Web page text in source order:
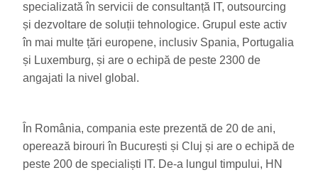
specializată în servicii de consultanță IT, outsourcing
și dezvoltare de soluții tehnologice. Grupul este activ
în mai multe țări europene, inclusiv Spania, Portugalia
și Luxemburg, și are o echipă de peste 2300 de
angajati la nivel global.
În România, compania este prezentă de 20 de ani,
operează birouri în București și Cluj și are o echipă de
peste 200 de specialiști IT. De-a lungul timpului, HN